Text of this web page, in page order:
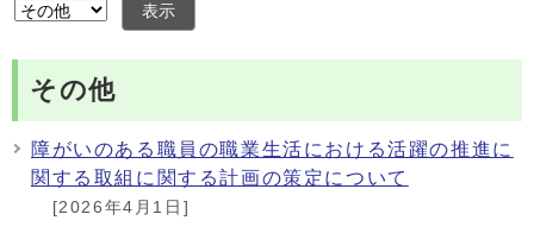
表示
その他
障がいのある職員の職業生活における活躍の推進に
関する取組に関する計画の策定について
[2026年4月1日]